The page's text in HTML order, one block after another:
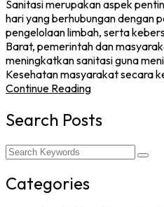
Sanitasi merupakan aspek
hari yang berhubungan dengan
pengelolaan limbah, serta
Barat, pemerintah dan
meningkatkan sanitasi guna
Kesehatan masyarakat secara
Continue Reading
Search Posts
Categories